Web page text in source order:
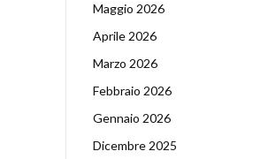
Maggio 2026
Aprile 2026
Marzo 2026
Febbraio 2026
Gennaio 2026
Dicembre 2025